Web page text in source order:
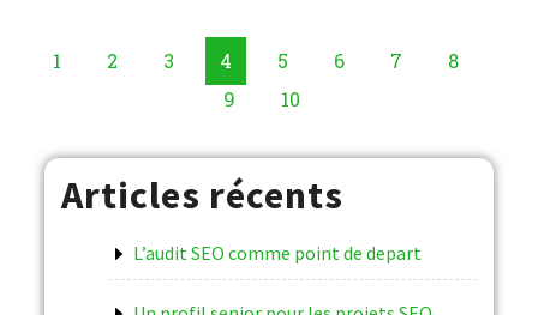
1 2 3 4 5 6 7
8
9
10
Articles récents
L’audit SEO comme point de depart